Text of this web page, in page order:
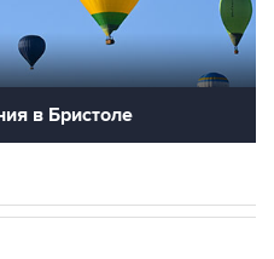
в Бристоле